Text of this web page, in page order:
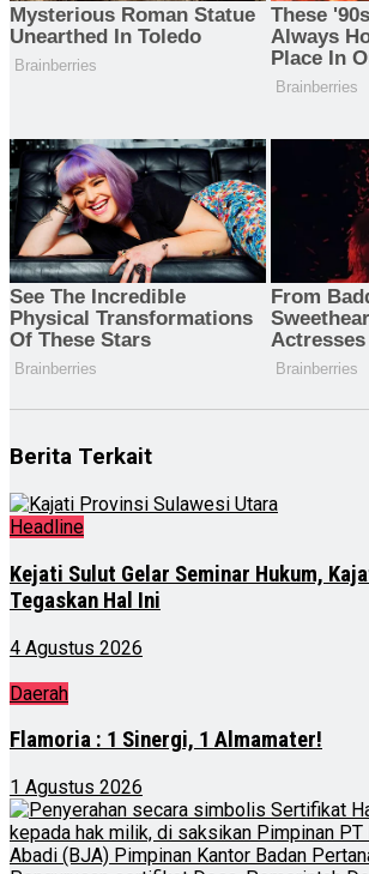
Berita Terkait
Headline
Kejati Sulut Gelar Seminar Hukum,
Tegaskan Hal Ini
4 Agustus 2026
Daerah
Flamoria : 1 Sinergi, 1 Almamater!
1 Agustus 2026